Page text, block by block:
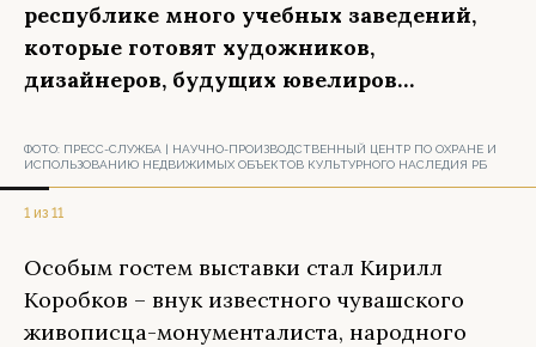
республике много учебных заведений,
которые готовят художников,
дизайнеров, будущих ювелиров…
ФОТО: ПРЕСС-СЛУЖБА | НАУЧНО-ПРОИЗВОДСТВЕННЫЙ ЦЕНТР ПО ОХРАНЕ И
ИСПОЛЬЗОВАНИЮ НЕДВИЖИМЫХ ОБЪЕКТОВ КУЛЬТУРНОГО НАСЛЕДИЯ РБ
1 из 11
Особым гостем выставки стал Кирилл
Коробков – внук известного чувашского
живописца-монументалиста, народного